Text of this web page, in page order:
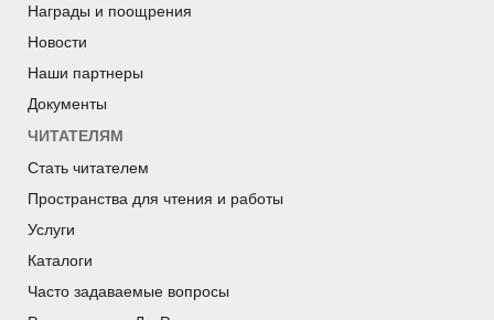
Награды и поощрения
Новости
Наши партнеры
Документы
ЧИТАТЕЛЯМ
Стать читателем
Пространства для чтения и работы
Услуги
Каталоги
Часто задаваемые вопросы